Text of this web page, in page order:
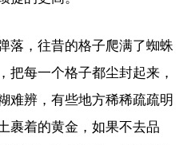
落，往昔的格子爬满了蜘蛛
把每一个格子都尘封起来，
难辨，有些地方稀稀疏疏明
裹着的黄金，如果不去品